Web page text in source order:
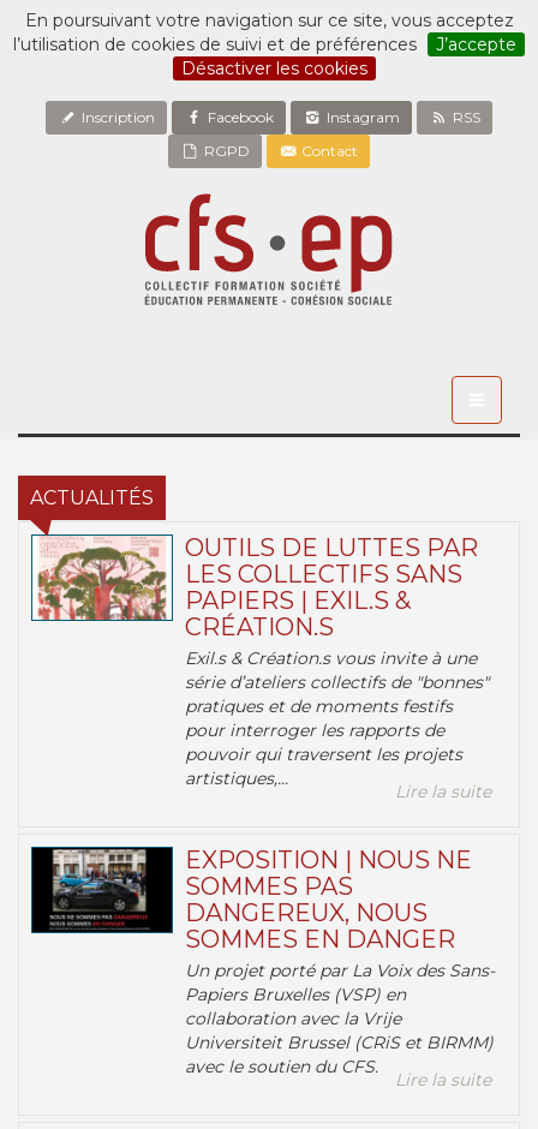
En poursuivant votre navigation sur ce site, vous acceptez
l’utilisation de cookies de suivi et de préférences
J’accepte
Désactiver les cookies
Inscription Facebook Instagram
RSS
RGPD
Contact
ACTUALITÉS
OUTILS DE LUTTES PAR
LES COLLECTIFS SANS
PAPIERS | EXIL.S &
CRÉATION.S
Exil.s & Création.s vous invite à une
série d’ateliers collectifs de "bonnes"
pratiques et de moments festifs
pour interroger les rapports de
pouvoir qui traversent les projets
artistiques,...
Lire la suite
EXPOSITION | NOUS NE
SOMMES PAS
DANGEREUX, NOUS
SOMMES EN DANGER
Un projet porté par La Voix des Sans-
Papiers Bruxelles (VSP) en
collaboration avec la Vrije
Universiteit Brussel (CRiS et BIRMM)
avec le soutien du CFS.
Lire la suite